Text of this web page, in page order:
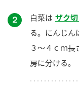
２ 白菜は ザク切
る。にんじん
３～４ｃｍ長
房に分ける。